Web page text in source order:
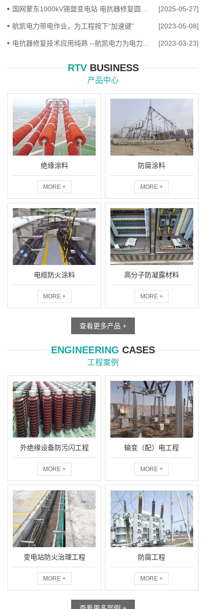
[2025-05-27]
航凯电力带电作业，为工程按下“加速键” [2023-05-08]
[2023-03-23]
RTVBUSINESS
产品中心
绝缘涂料
MORE +
防腐涂料
MORE +
电缆防火涂料
MORE +
高分子防凝露材料
MORE +
查看更多产品 +
ENGINEERING CASES
工程案例
外绝缘设备防污闪工程
MORE +
输变（配）电工程
MORE +
变电站防火治理工程
MORE +
防腐工程
MORE +